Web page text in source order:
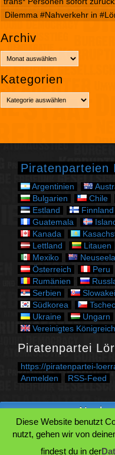
Dilemma #Nahverkehr in
Archiv
r
c
Kategorien
a
g
Piratenparteien
Argentinien
Bulgarien
Chile
Estland
Finnland
Guatemala
Kanada
Lettland
Litauen
Mexiko
Österreich
Peru
Rumänien
Serbien
Slowakei
Südkorea
Ukraine
Ungarn
Vereinigtes Königreich
Piratenpartei
https://piratenpartei-
Anmelden RSS-Feed
Nach
Zum Beginn
Zur
Diese Website benutzt
nutzt, gehen wir von
findest du in der